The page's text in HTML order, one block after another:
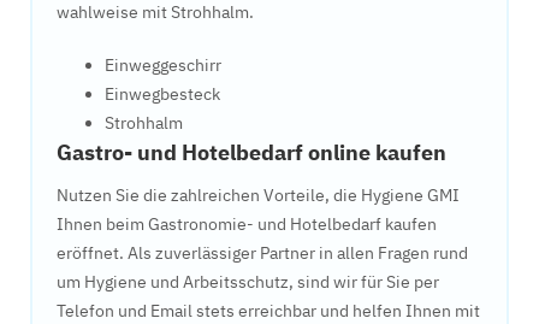
wahlweise mit Strohhalm.
Einweggeschirr
Einwegbesteck
Strohhalm
Gastro- und Hotelbedarf online kaufen
Nutzen Sie die zahlreichen Vorteile, die Hygiene GMI
Ihnen beim Gastronomie- und Hotelbedarf kaufen
eröffnet. Als zuverlässiger Partner in allen Fragen rund
um Hygiene und Arbeitsschutz, sind wir für Sie per
Telefon und Email stets erreichbar und helfen Ihnen mit